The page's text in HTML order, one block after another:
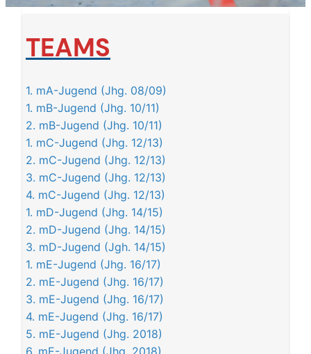
TEAMS
1. mA-Jugend (Jhg. 08/09)
1. mB-Jugend (Jhg. 10/11)
2. mB-Jugend (Jhg. 10/11)
1. mC-Jugend (Jhg. 12/13)
2. mC-Jugend (Jhg. 12/13)
3. mC-Jugend (Jhg. 12/13)
4. mC-Jugend (Jhg. 12/13)
1. mD-Jugend (Jhg. 14/15)
2. mD-Jugend (Jhg. 14/15)
3. mD-Jugend (Jgh. 14/15)
1. mE-Jugend (Jhg. 16/17)
2. mE-Jugend (Jhg. 16/17)
3. mE-Jugend (Jhg. 16/17)
4. mE-Jugend (Jhg. 16/17)
5. mE-Jugend (Jhg. 2018)
6. mE-Jugend (Jhg. 2018)